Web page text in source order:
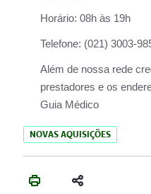
Horário: 08h às 19h
Telefone: (021) 3003-
Além de nossa rede
prestadores e os
Guia Médico
NOVAS AQUISIÇÕES